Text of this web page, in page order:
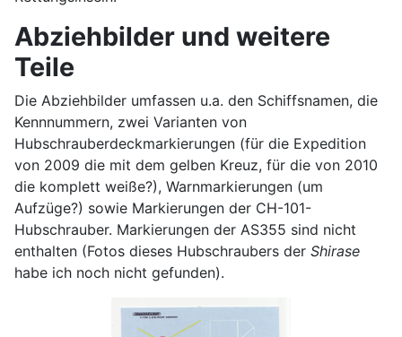
Abziehbilder und weitere
Teile
Die Abziehbilder umfassen u.a. den Schiffsnamen, die
Kennnummern, zwei Varianten von
Hubschrauberdeckmarkierungen (für die Expedition
von 2009 die mit dem gelben Kreuz, für die von 2010
die komplett weiße?), Warnmarkierungen (um
Aufzüge?) sowie Markierungen der CH-101-
Hubschrauber. Markierungen der AS355 sind nicht
enthalten (Fotos dieses Hubschraubers der Shirase
habe ich noch nicht gefunden).